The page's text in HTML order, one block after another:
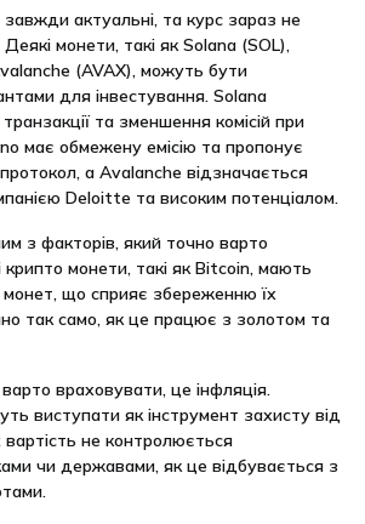
актуальні, та курс зараз не
монети, такі як Solana (SOL),
(AVAX), можуть бути
для інвестування. Solana
та зменшення комісій при
має обмежену емісію та пропонує
а Avalanche відзначається
Deloitte та високим потенціалом.
з факторів, який точно варто
монети, такі як Bitcoin, мають
монет, що сприяє збереженню їх
так само, як це працює з золотом та
враховувати, це інфляція.
виступати як інструмент захисту від
вартість не контролюється
чи державами, як це відбувається з